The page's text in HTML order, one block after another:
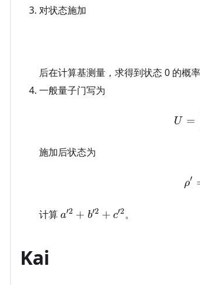
对状态施加
后在计算基测量，求得到状态 0 的概率
一般量子门写为
U =
施加后状态为
ρ′
计算a'^2+b'^2+c'^2
a′2 + b′2 + c′2。
Kai